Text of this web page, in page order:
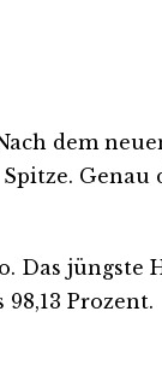
dem
jüngste
Prozent.